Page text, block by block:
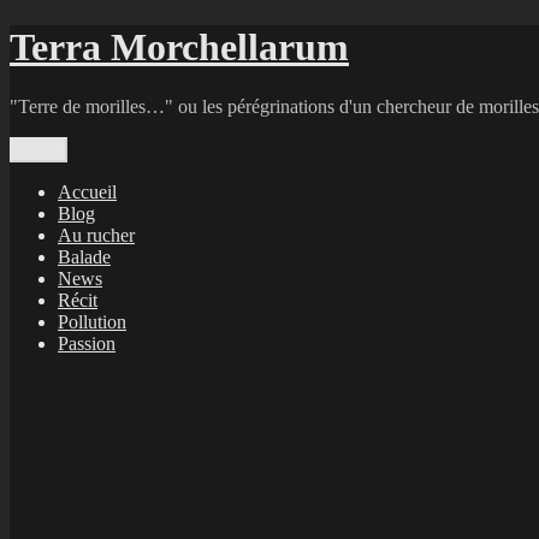
Aller
au
Terra Morchellarum
"Terre de morilles…" ou les pérégrinations d'un chercheur de
Accueil
Blog
Au rucher
Balade
News
Récit
Pollution
Passion